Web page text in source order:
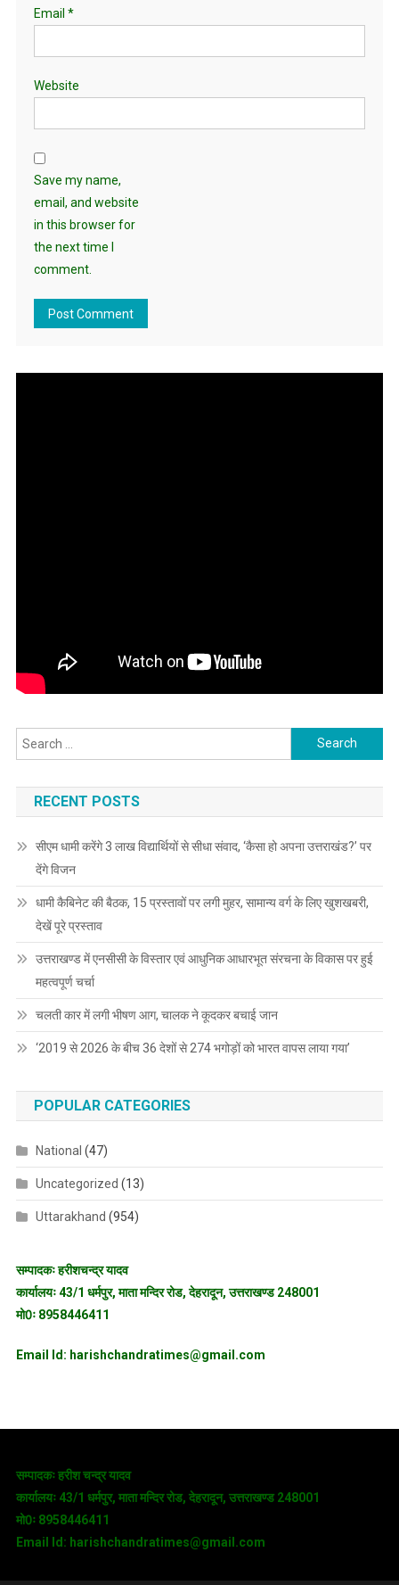
Email *
Website
Save my name,
email, and website
in this browser for
the next time I
comment.
Search
for:
RECENT POSTS
सीएम धामी करेंगे 3 लाख विद्यार्थियों से सीधा संवाद, ‘कैसा हो अपना उत्तराखंड?’ पर
देंगे विजन
धामी कैबिनेट की बैठक, 15 प्रस्तावों पर लगी मुहर, सामान्य वर्ग के लिए खुशखबरी,
देखें पूरे प्रस्ताव
उत्तराखण्ड में एनसीसी के विस्तार एवं आधुनिक आधारभूत संरचना के विकास पर हुई
महत्वपूर्ण चर्चा
चलती कार में लगी भीषण आग, चालक ने कूदकर बचाई जान
‘2019 से 2026 के बीच 36 देशों से 274 भगोड़ों को भारत वापस लाया गया’
POPULAR CATEGORIES
National (47)
Uncategorized (13)
Uttarakhand (954)
सम्पादकः हरीशचन्द्र यादव
कार्यालयः 43/1 धर्मपुर, माता मन्दिर रोड, देहरादून, उत्तराखण्ड 248001
मो0ः 8958446411
Email Id: harishchandratimes@gmail.com
सम्पादकः हरीश चन्द्र यादव
कार्यालयः 43/1 धर्मपुर, माता मन्दिर रोड, देहरादून, उत्तराखण्ड 248001
मो0ः 8958446411
Email Id: harishchandratimes@gmail.com